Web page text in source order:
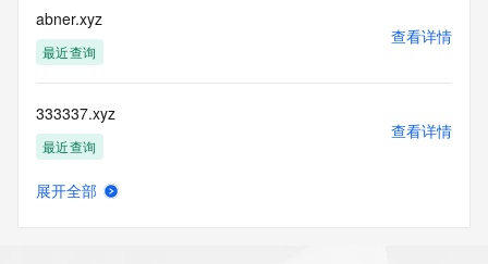
abner.xyz
最近查询
查看详情
333337.xyz
最近查询
查看详情
展开全部